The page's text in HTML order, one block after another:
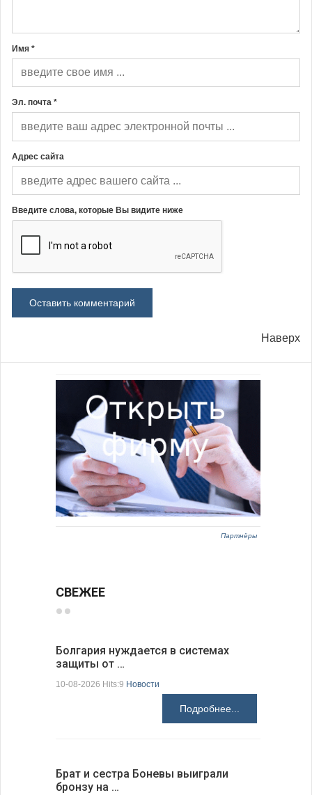
Имя *
Эл. почта *
Адрес сайта
Введите слова, которые Вы видите ниже
Наверх
Партнёры
СВЕЖЕЕ
Болгария нуждается в системах
защиты от …
10-08-2026 Hits:9 Новости
Подробнее...
Брат и сестра Боневы выиграли
бронзу на …